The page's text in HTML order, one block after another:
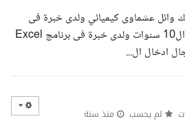
وائل عشماوى كيميائي ولدى خبرة فى
مجال برامج الاوفيس تتعدى ال10 سنوات ولدى خبرة فى برنامج Excel
ادخال ال...
لم يحسب منذ سنة